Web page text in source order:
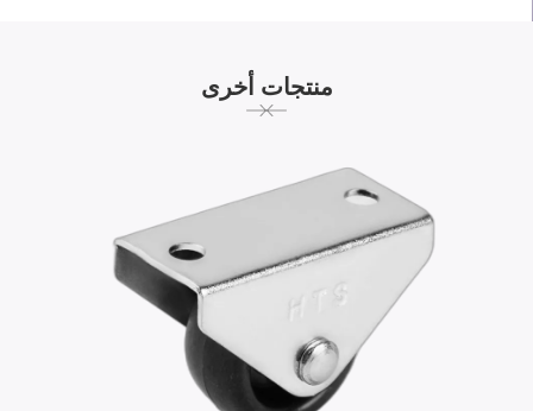
منتجات أخرى